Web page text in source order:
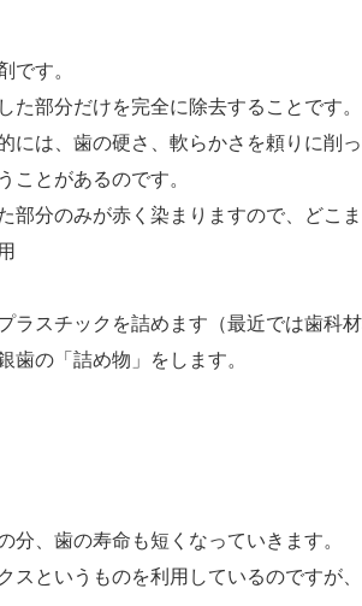
です。
部分だけを完全に除去することです。
は、歯の硬さ、軟らかさを頼りに削っ
ことがあるのです。
部分のみが赤く染まりますので、どこ
ラスチックを詰めます（最近では歯
歯の「詰め物」をします。
、歯の寿命も短くなっていきます。
スというものを利用しているのです